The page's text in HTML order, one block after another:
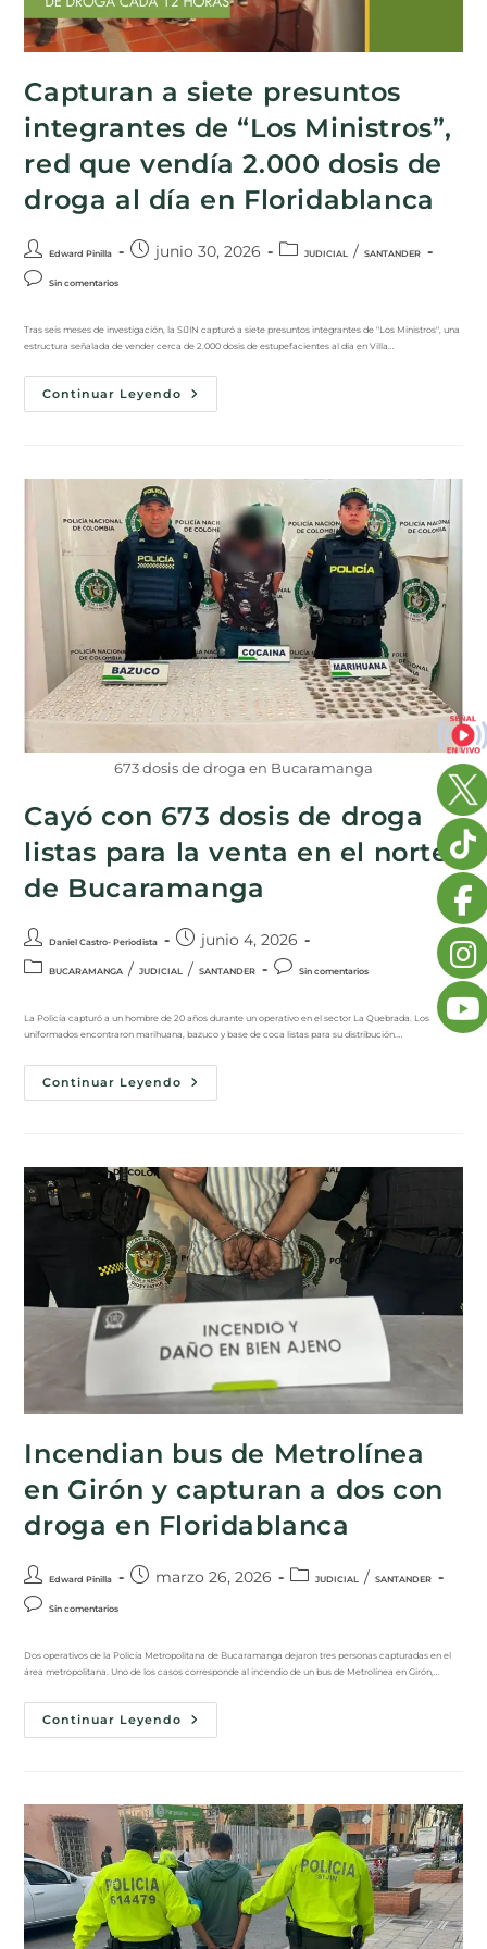
Capturan a siete presuntos
integrantes de “Los Ministros”,
red que vendía 2.000 dosis de
droga al día en Floridablanca
Edward Pinilla junio 30, 2026 JUDICIAL / SANTANDER
Sin comentarios
Tras seis meses de investigación, la SIJIN capturó a siete presuntos integrantes de "Los Ministros", una
estructura señalada de vender cerca de 2.000 dosis de estupefacientes al día en Villa…
Continuar Leyendo
673 dosis de droga en Bucaramanga
Cayó con 673 dosis de droga
listas para la venta en el norte
de Bucaramanga
Daniel Castro- Periodista junio 4, 2026
BUCARAMANGA / JUDICIAL / SANTANDER Sin comentarios
La Policía capturó a un hombre de 20 años durante un operativo en el sector La Quebrada. Los
uniformados encontraron marihuana, bazuco y base de coca listas para su distribución.…
Continuar Leyendo
Incendian bus de Metrolínea
en Girón y capturan a dos con
droga en Floridablanca
Edward Pinilla marzo 26, 2026 JUDICIAL / SANTANDER
Sin comentarios
Dos operativos de la Policía Metropolitana de Bucaramanga dejaron tres personas capturadas en el
área metropolitana. Uno de los casos corresponde al incendio de un bus de Metrolínea en Girón,…
Continuar Leyendo